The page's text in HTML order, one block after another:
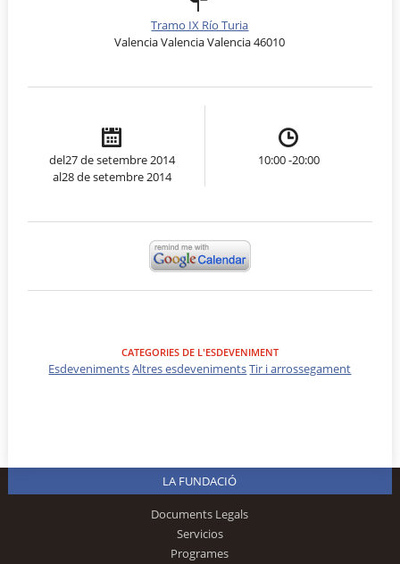
Tramo IX Río Turia
Valencia Valencia Valencia 46010
del27 de setembre 2014
al28 de setembre 2014
10:00 -20:00
CATEGORIES DE L'ESDEVENIMENT
EsdevenimentsAltres esdevenimentsTir i arrossegament
LA FUNDACIÓ
Documents Legals
Servicios
Programes